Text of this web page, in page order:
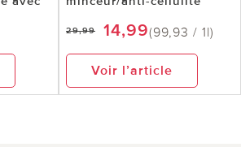
29,99 14,99(99,93 / 1l)
Voir l’article